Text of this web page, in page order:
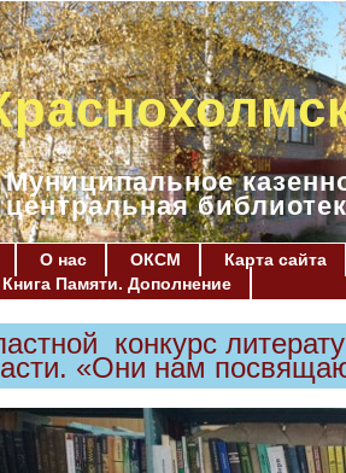
Муниципальное
центральная
О нас ОКСМ Карта сайта
Книга Памяти. Дополнение
конкурс
«Они нам